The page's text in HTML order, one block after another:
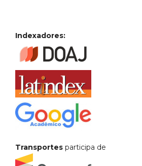
Indexadores:
Transportes participa de